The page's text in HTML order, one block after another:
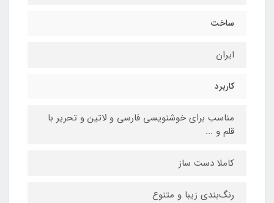
ساخت
ایران
کاربرد
مناسب برای خوشنویسی فارسی و لاتین و تحریر با
قلم و ...
کاملا دست ساز
رنگ‌بندی زیبا و متنوع